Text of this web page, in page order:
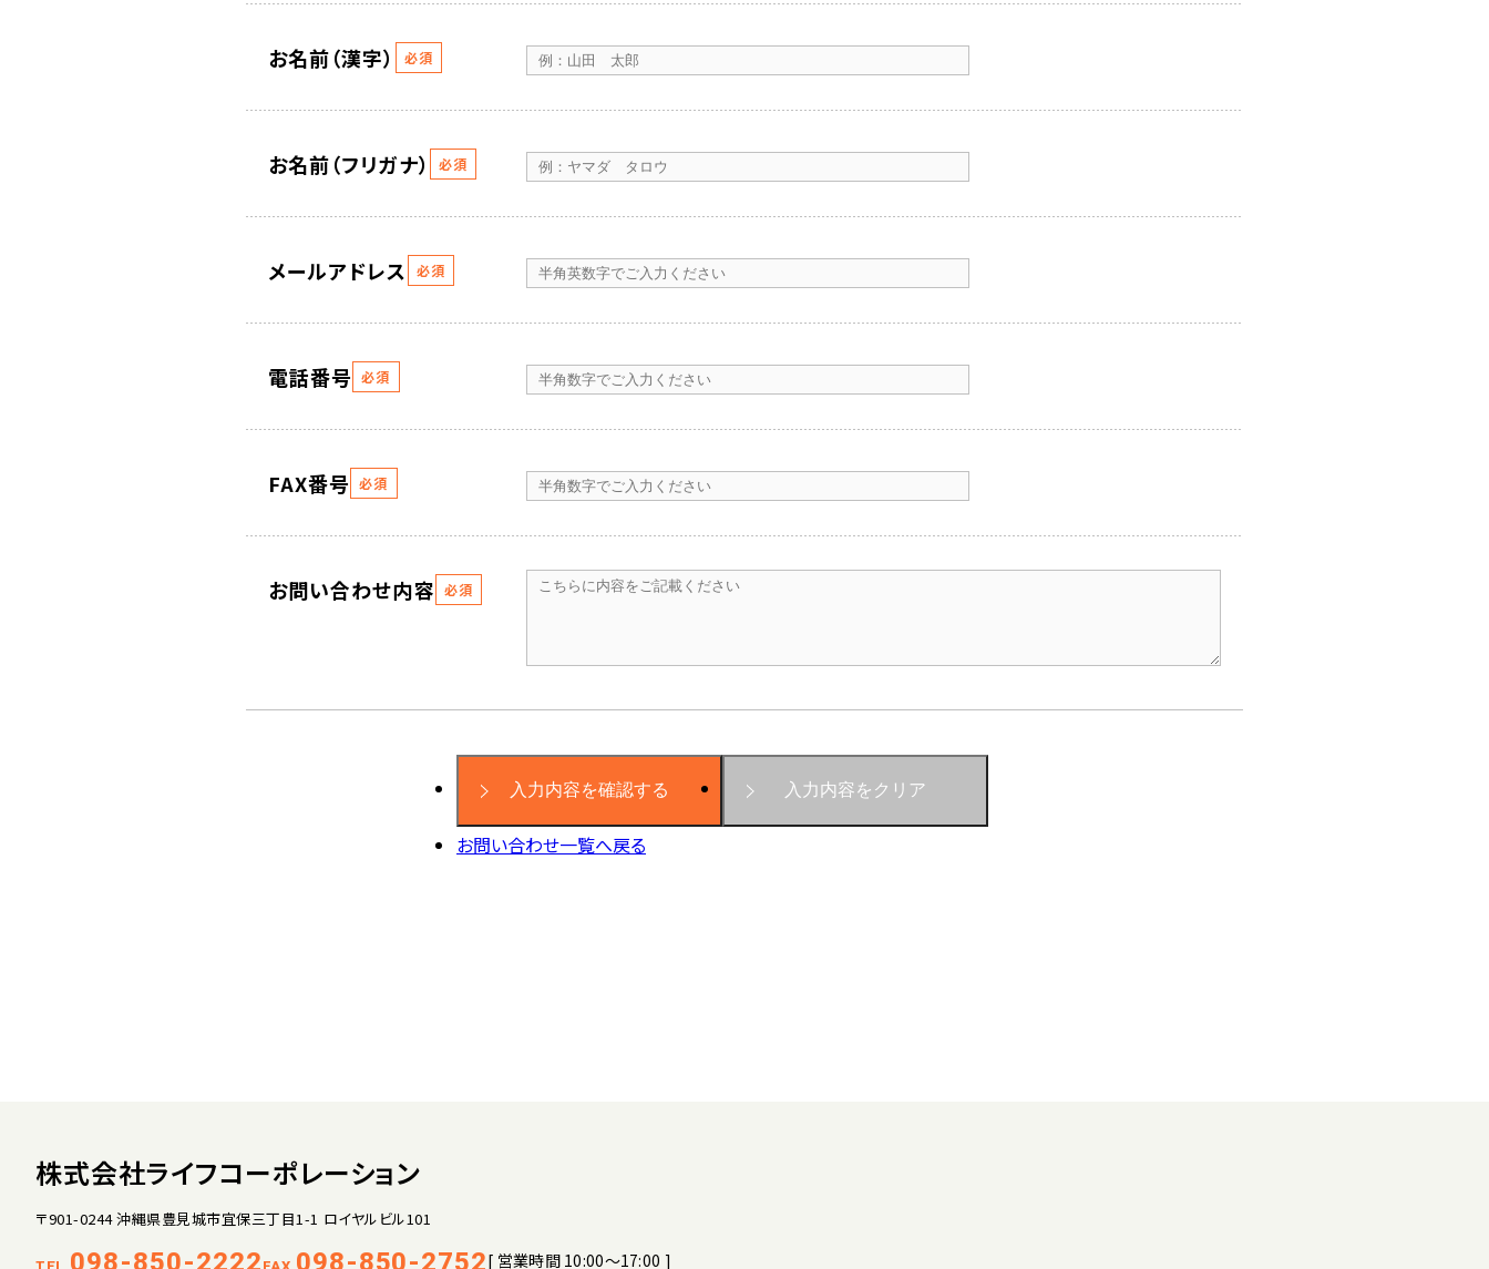
お名前（漢字） 必須
お名前（フリガナ） 必須
メールアドレス 必須
電話番号 必須
FAX番号 必須
お問い合わせ内容 必須
お問い合わせ一覧へ戻る
株式会社ライフコーポレーション
〒901-0244 沖縄県豊見城市宜保三丁目1-1 ロイヤルビル101
098-850-2222 098-850-2752[ 営業時間 10:00～17:00 ]